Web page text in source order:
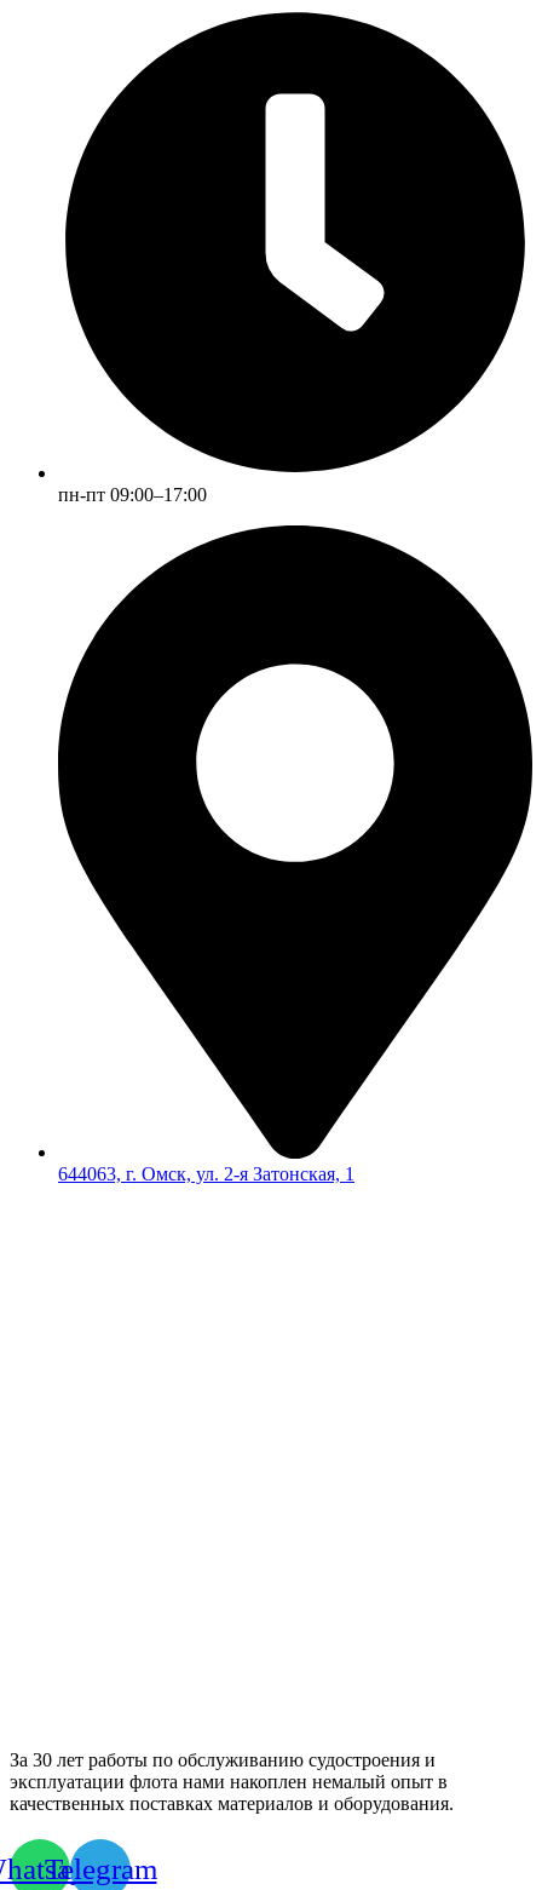
пн-пт 09:00–17:00
644063, г. Омск, ул. 2-я Затонская, 1
За 30 лет работы по обслуживанию судостроения и
эксплуатации флота нами накоплен немалый опыт в
качественных поставках материалов и оборудования.
Telegram